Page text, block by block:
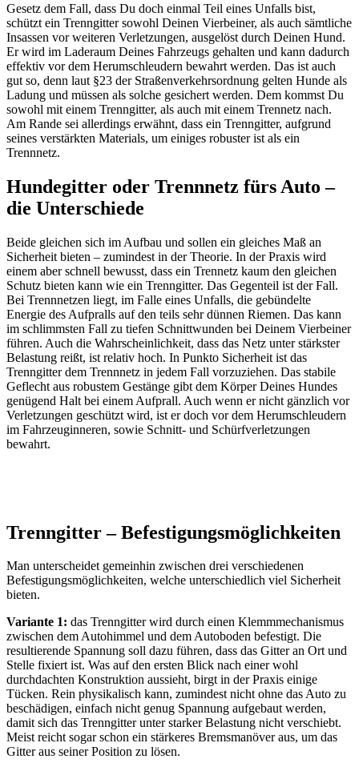
Gesetz dem Fall, dass Du doch einmal Teil eines Unfalls bist,
schützt ein Trenngitter sowohl Deinen Vierbeiner, als auch sämtliche
Insassen vor weiteren Verletzungen, ausgelöst durch Deinen Hund.
Er wird im Laderaum Deines Fahrzeugs gehalten und kann dadurch
effektiv vor dem Herumschleudern bewahrt werden. Das ist auch
gut so, denn laut §23 der Straßenverkehrsordnung gelten Hunde als
Ladung und müssen als solche gesichert werden. Dem kommst Du
sowohl mit einem Trenngitter, als auch mit einem Trennetz nach.
Am Rande sei allerdings erwähnt, dass ein Trenngitter, aufgrund
seines verstärkten Materials, um einiges robuster ist als ein
Trennnetz.
Hundegitter oder Trennnetz fürs Auto –
die Unterschiede
Beide gleichen sich im Aufbau und sollen ein gleiches Maß an
Sicherheit bieten – zumindest in der Theorie. In der Praxis wird
einem aber schnell bewusst, dass ein Trennetz kaum den gleichen
Schutz bieten kann wie ein Trenngitter. Das Gegenteil ist der Fall.
Bei Trennnetzen liegt, im Falle eines Unfalls, die gebündelte
Energie des Aufpralls auf den teils sehr dünnen Riemen. Das kann
im schlimmsten Fall zu tiefen Schnittwunden bei Deinem Vierbeiner
führen. Auch die Wahrscheinlichkeit, dass das Netz unter stärkster
Belastung reißt, ist relativ hoch. In Punkto Sicherheit ist das
Trenngitter dem Trennnetz in jedem Fall vorzuziehen. Das stabile
Geflecht aus robustem Gestänge gibt dem Körper Deines Hundes
genügend Halt bei einem Aufprall. Auch wenn er nicht gänzlich vor
Verletzungen geschützt wird, ist er doch vor dem Herumschleudern
im Fahrzeuginneren, sowie Schnitt- und Schürfverletzungen
bewahrt.
Trenngitter – Befestigungsmöglichkeiten
Man unterscheidet gemeinhin zwischen drei verschiedenen
Befestigungsmöglichkeiten, welche unterschiedlich viel Sicherheit
bieten.
Variante 1: das Trenngitter wird durch einen Klemmmechanismus
zwischen dem Autohimmel und dem Autoboden befestigt. Die
resultierende Spannung soll dazu führen, dass das Gitter an Ort und
Stelle fixiert ist. Was auf den ersten Blick nach einer wohl
durchdachten Konstruktion aussieht, birgt in der Praxis einige
Tücken. Rein physikalisch kann, zumindest nicht ohne das Auto zu
beschädigen, einfach nicht genug Spannung aufgebaut werden,
damit sich das Trenngitter unter starker Belastung nicht verschiebt.
Meist reicht sogar schon ein stärkeres Bremsmanöver aus, um das
Gitter aus seiner Position zu lösen.